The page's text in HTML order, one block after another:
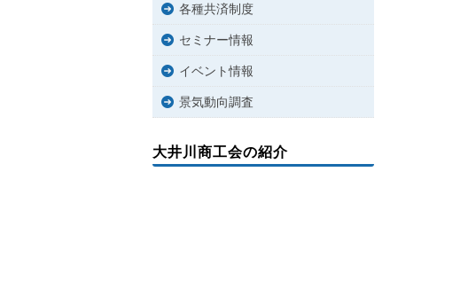
各種共済制度
セミナー情報
イベント情報
景気動向調査
大井川商工会の紹介